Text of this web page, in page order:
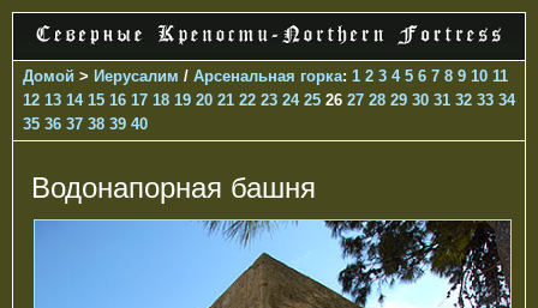
Домой > Иерусалим / Арсенальная горка: 1 2 3 4 5 6 7 8 9 10 11
12 13 14 15 16 17 18 19 20 21 22 23 24 25 26 27 28 29 30 31 32 33 34
35 36 37 38 39 40
Водонапорная башня